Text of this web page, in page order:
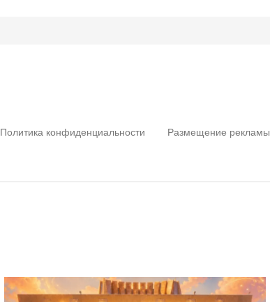
Политика конфиденциальности Размещение рекламы